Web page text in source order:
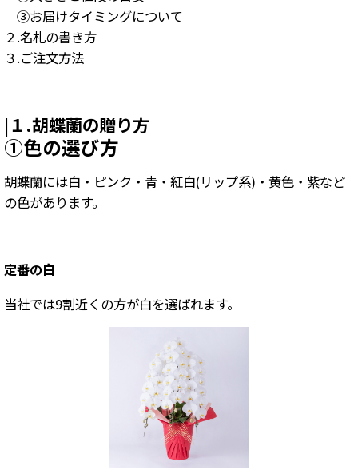
③お届けタイミングについて
２.名札の書き方
３.ご注文方法
|１.胡蝶蘭の贈り方
①色の選び方
胡蝶蘭には白・ピンク・青・紅白(リップ系)・黄色・紫など
の色があります。
定番の白
当社では9割近くの方が白を選ばれます。